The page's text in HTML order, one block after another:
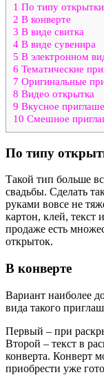
1 По типу открытки
2 В конверте
3 В виде свитка
4 В виде сувенира
5 В электронном
6 Тематические
7 Оригинальные
8 Видео открытка
9 Вкусное
10 Смешное
По типу
Такой тип больше
свадьбы. Сделать
руками вовсе не
картон, клей,
продаже есть
открыток.
В конверте
Вариант наиболее
вида такого
Первый – при
Второй – текст в
конверта. Конверт
приобрести уже